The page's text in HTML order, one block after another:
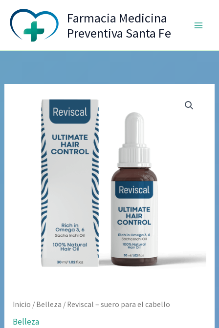
contenido
Farmacia Medicina
Preventiva Santa Fe
Inicio / Belleza / Reviscal – suero para el cabello
Belleza